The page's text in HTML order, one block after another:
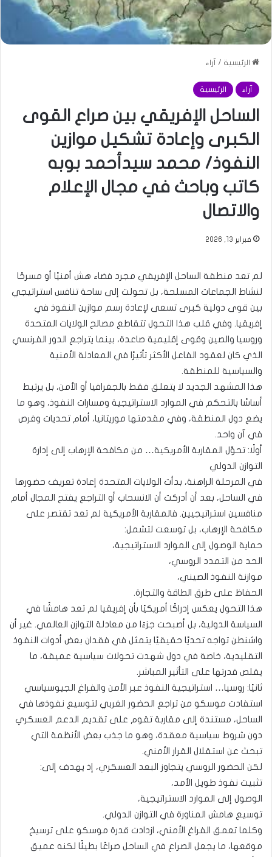
الرئيسية / آراء
آراء الرئيسية
الساحل الإفريقي بين صراع القوى
الكبرى وإعادة تشكيل موازين
النفوذ/ محمد سيدأحمد بوبه
كاتب وباحث في مجال الإعلام
والاتصال
فبراير 13, 2026
لم تعد منطقة الساحل الإفريقي مجرد فضاء هش أمنيًا أو مسرحًا
لنشاط الجماعات المسلحة، بل تحولت إلى ساحة تنافس استراتيجي
بين قوى دولية كبرى تسعى لإعادة رسم موازين النفوذ في
إفريقيا. وفي قلب هذا التحول تتقاطع مصالح الولايات المتحدة
وروسيا والصين وقوى إقليمية صاعدة، بينما يتراجع الدور الفرنسي
الذي كان لعقود الفاعل الأكثر تأثيرًا في المعادلة الأمنية
والسياسية للمنطقة.
هذا المشهد الجديد لا يتعلق فقط بالجغرافيا أو الأمن، بل يرتبط
أساسًا بالتحكم في الموارد الاستراتيجية ومسارات النفوذ، وهو ما
يضع دول المنطقة، وفي مقدمتها موريتانيا، أمام تحديات وفرص
في آن واحد.
أولًا: تحوّل المقاربة الأمريكية… من مكافحة الإرهاب إلى إدارة
التوازن الدولي
في المرحلة الراهنة، بدأت الولايات المتحدة إعادة تعريف حضورها
في الساحل، بعد أن أدركت أن الانسحاب أو التراجع يفتح المجال أمام
منافسين استراتيجيين. فالمقاربة الأمريكية لم تعد تقتصر على
مكافحة الإرهاب، بل توسعت لتشمل:
حماية الوصول إلى الموارد الاستراتيجية،
الحد من التمدد الروسي،
موازنة النفوذ الصيني،
الحفاظ على طرق الطاقة والتجارة.
هذا التحول يعكس إدراكًا أمريكيًا بأن إفريقيا لم تعد هامشًا في
السياسة الدولية، بل أصبحت جزءًا من معادلة التوازن العالمي. غير أن
واشنطن تواجه تحديًا حقيقيًا يتمثل في فقدان بعض أدوات النفوذ
التقليدية، خاصة في دول شهدت تحولات سياسية عميقة، ما
يقلص قدرتها على التأثير المباشر.
ثانيًا: روسيا… استراتيجية النفوذ عبر الأمن والفراغ الجيوسياسي
استفادت موسكو من تراجع الحضور الغربي لتوسيع نفوذها في
الساحل، مستندة إلى مقاربة تقوم على تقديم الدعم العسكري
دون شروط سياسية معقدة، وهو ما جذب بعض الأنظمة التي
تبحث عن استقلال القرار الأمني.
لكن الحضور الروسي يتجاوز البعد العسكري، إذ يهدف إلى:
تثبيت نفوذ طويل الأمد،
الوصول إلى الموارد الاستراتيجية،
توسيع هامش المناورة في التوازن الدولي.
وكلما تعمق الفراغ الأمني، ازدادت قدرة موسكو على ترسيخ
موقعها، ما يجعل الصراع في الساحل صراعًا بطيئًا لكنه عميق